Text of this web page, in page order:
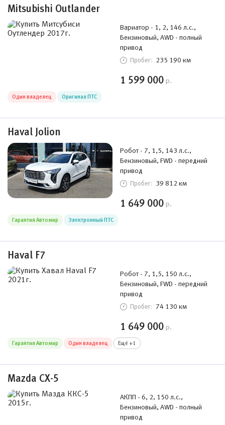
Mitsubishi Outlander
Вариатор - 1, 2, 146 л.с.,
Бензиновый, AWD - полный
привод
Пробег: 235 190 км
1 599 000 р.
Один владелец Оригинал ПТС
Haval Jolion
Робот - 7, 1,5, 143 л.с.,
Бензиновый, FWD - передний
привод
Пробег: 39 812 км
1 649 000 р.
Гарантия Автомир Электронный ПТС
Haval F7
Робот - 7, 1,5, 150 л.с.,
Бензиновый, FWD - передний
привод
Пробег: 74 130 км
1 649 000 р.
Гарантия Автомир Один владелец Ещё +1
Mazda CX-5
АКПП - 6, 2, 150 л.с.,
Бензиновый, AWD - полный
привод